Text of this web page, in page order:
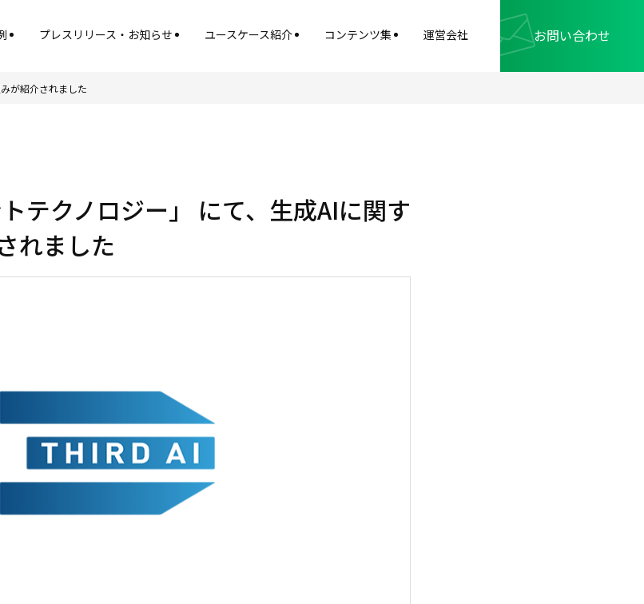
プレスリリース・お知らせ ユースケース紹介 コンテンツ集 運営会社 お問い合わせ
が紹介されました
トテクノロジー」 にて、生成AIに関す
れました